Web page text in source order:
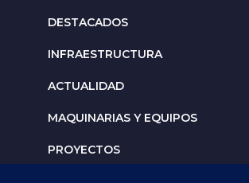
DESTACADOS
INFRAESTRUCTURA
ACTUALIDAD
MAQUINARIAS Y EQUIPOS
PROYECTOS